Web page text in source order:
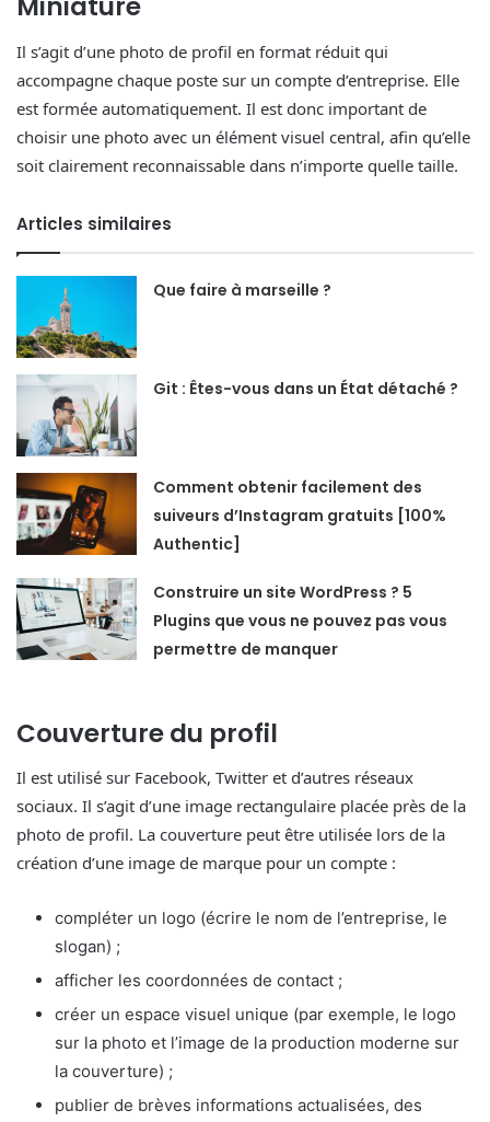
Il s’agit d’une photo de profil en format réduit qui
accompagne chaque poste sur un compte d’entreprise. Elle
est formée automatiquement. Il est donc important de
choisir une photo avec un élément visuel central, afin qu’elle
soit clairement reconnaissable dans n’importe quelle taille.
Articles similaires
Que faire à marseille ?
Git : Êtes-vous dans un État détaché ?
Comment obtenir facilement des
suiveurs d’Instagram gratuits [100%
Authentic]
Construire un site WordPress ? 5
Plugins que vous ne pouvez pas vous
permettre de manquer
Couverture du profil
Il est utilisé sur Facebook, Twitter et d’autres réseaux
sociaux. Il s’agit d’une image rectangulaire placée près de la
photo de profil. La couverture peut être utilisée lors de la
création d’une image de marque pour un compte :
compléter un logo (écrire le nom de l’entreprise, le
slogan) ;
afficher les coordonnées de contact ;
créer un espace visuel unique (par exemple, le logo
sur la photo et l’image de la production moderne sur
la couverture) ;
publier de brèves informations actualisées, des